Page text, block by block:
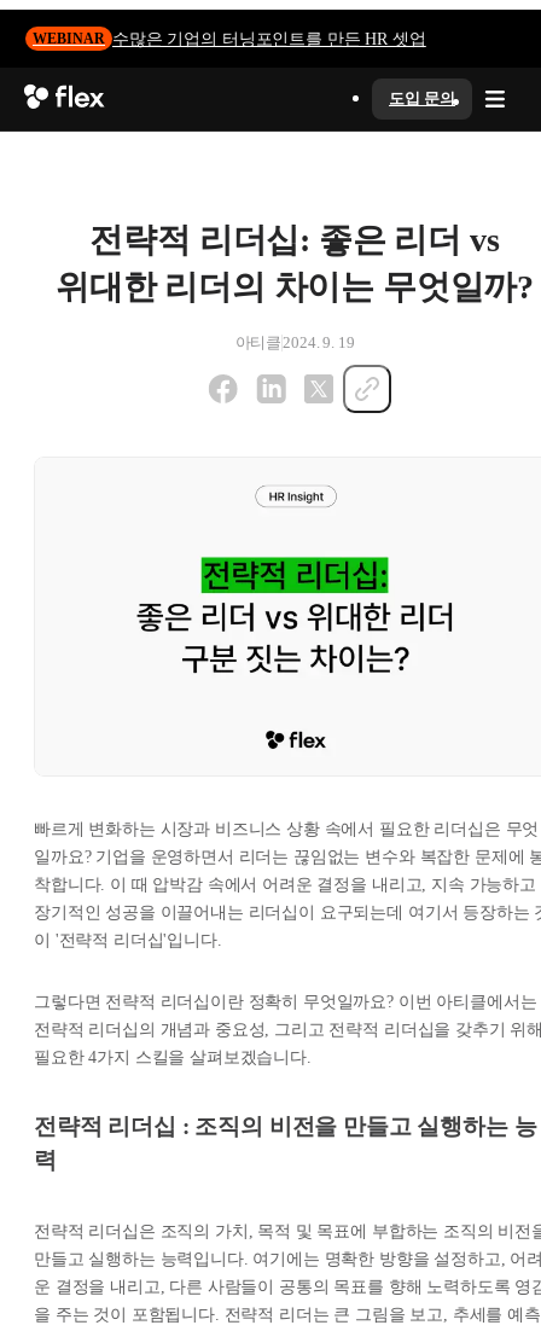
WEBINAR 수많은 기업의 터닝포인트를 만든 HR 셋업
도입 문의
전략적 리더십: 좋은 리더 vs
위대한 리더의 차이는 무엇일까?
아티클 2024. 9. 19
빠르게 변화하는 시장과 비즈니스 상황 속에서 필요한 리더십은 무엇
일까요? 기업을 운영하면서 리더는 끊임없는 변수와 복잡한 문제에
착합니다. 이 때 압박감 속에서 어려운 결정을 내리고, 지속 가능하고
장기적인 성공을 이끌어내는 리더십이 요구되는데 여기서 등장하는
이 '전략적 리더십'입니다.
그렇다면 전략적 리더십이란 정확히 무엇일까요? 이번 아티클에서는
전략적 리더십의 개념과 중요성, 그리고 전략적 리더십을 갖추기 위
필요한 4가지 스킬을 살펴보겠습니다.
전략적 리더십 : 조직의 비전을 만들고 실행하는 능
력
전략적 리더십은 조직의 가치, 목적 및 목표에 부합하는 조직의 비전
만들고 실행하는 능력입니다. 여기에는 명확한 방향을 설정하고, 어
운 결정을 내리고, 다른 사람들이 공통의 목표를 향해 노력하도록 영
을 주는 것이 포함됩니다. 전략적 리더는 큰 그림을 보고, 추세를 예측